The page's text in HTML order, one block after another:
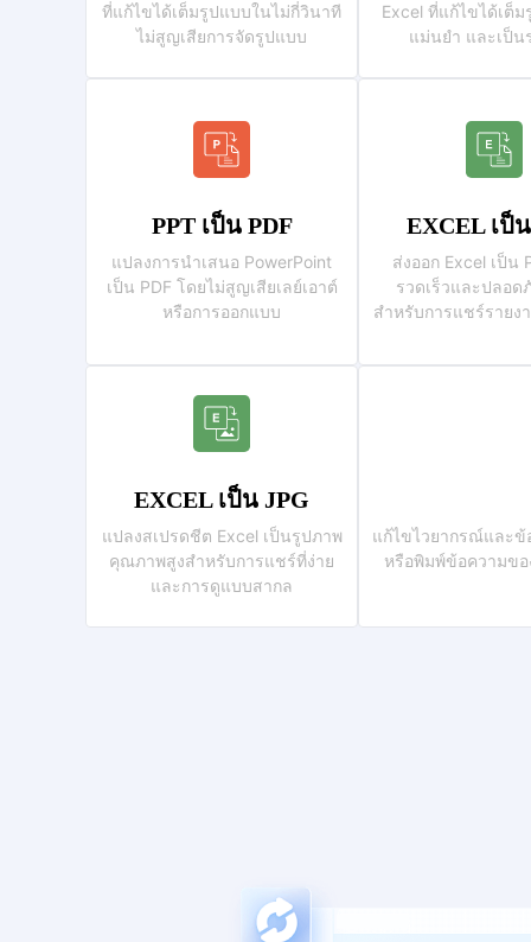
ที่แก้ไขได้เต็มรูปแบบในไม่กี่วินาที
ไม่สูญเสียการจัดรูปแบบ
Excel ที่แก้ไขได้เต็ม
แม่นยำ และเป็น
PPT เป็น PDF
แปลงการนำเสนอ PowerPoint
เป็น PDF โดยไม่สูญเสียเลย์เอาต์
หรือการออกแบบ
EXCEL เป็
ส่งออก Excel เป็น
รวดเร็วและปลอด
สำหรับการแชร์รายง
EXCEL เป็น JPG
แปลงสเปรดชีต Excel เป็นรูปภาพ
คุณภาพสูงสำหรับการแชร์ที่ง่าย
และการดูแบบสากล
แก้ไขไวยากรณ์และข้
หรือพิมพ์ข้อความข